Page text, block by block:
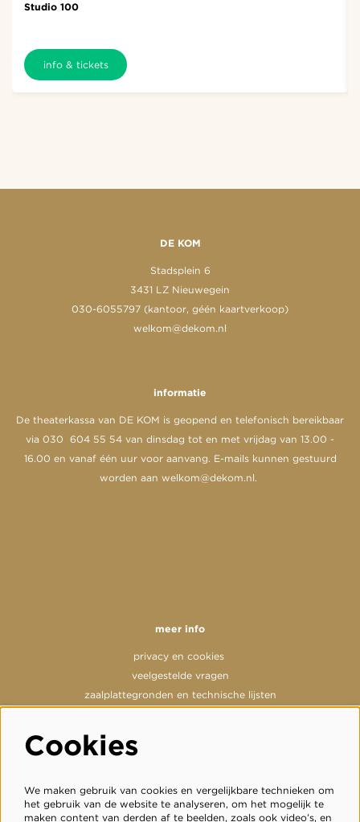
Studio 100
info & tickets
DE KOM
Stadsplein 6
3431 LZ Nieuwegein
030-6055797 (kantoor, géén kaartverkoop)
welkom@dekom.nl
informatie
De theaterkassa van DE KOM is geopend en telefonisch bereikbaar
via 030 604 55 54 van dinsdag tot en met vrijdag van 13.00 -
16.00 en vanaf één uur voor aanvang. E-mails kunnen gestuurd
worden aan welkom@dekom.nl.
meer info
privacy en cookies
veelgestelde vragen
zaalplattegronden en technische lijsten
Cookies
We maken gebruik van cookies en vergelijkbare technieken om
het gebruik van de website te analyseren, om het mogelijk te
maken content van derden af te beelden, zoals ook video’s, en